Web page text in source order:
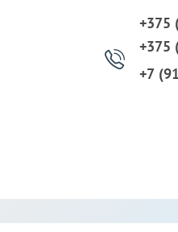
+375
+375
+7